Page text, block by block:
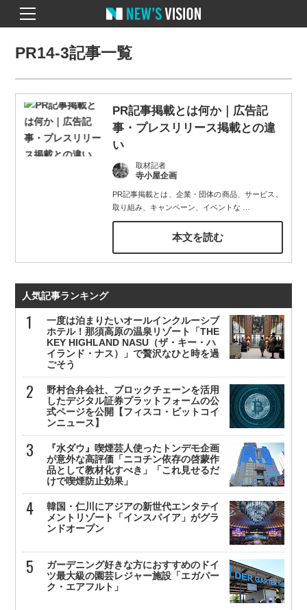
PR14-3記事一覧
PR記事掲載とは何か｜広告記
事・プレスリリース掲載との違
い
取材記者
寺小屋企画
PR記事掲載とは、企業・団体の商品、サービス、
取り組み、キャンペーン、イベントな
本文を読む
人気記事ランキング
一度は泊まりたいオールインクルーシブ
ホテル！那須高原の温泉リゾート「THE
KEY HIGHLAND NASU（ザ・キー・ハ
イランド・ナス）」で贅沢なひと時を過
ごそう
野村合弁会社、ブロックチェーンを活用
したデジタル証券プラットフォームの公
式ページを公開【フィスコ・ビットコイ
ンニュース】
『水ダウ』喫煙芸人使ったトンデモ企画
が意外な高評価「ニコチン依存の啓蒙作
品として教材化すべき」「これ見せるだ
けで喫煙防止効果」
韓国・仁川にアジアの新世代エンタテイ
メントリゾート「インスパイア」がグラ
ンドオープン
ガーデニング好きな方におすすめのドイ
ツ最大級の園芸レジャー施設「エガパー
ク・エアフルト」